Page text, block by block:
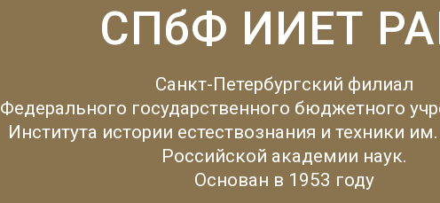
СПбФ ИИЕТ
Санкт-Петербургский филиал
Федерального государственного бюджетного
Института истории естествознания и техники
Российской академии наук.
Основан в 1953 году